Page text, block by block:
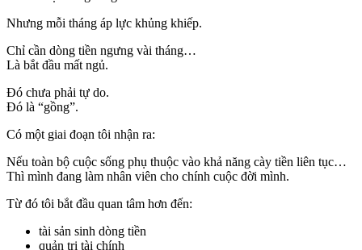
Nhưng mỗi tháng áp lực khủng khiếp.
Chỉ cần dòng tiền ngưng vài tháng…
Là bắt đầu mất ngủ.
Đó chưa phải tự do.
Đó là “gồng”.
Có một giai đoạn tôi nhận ra:
Nếu toàn bộ cuộc sống phụ thuộc vào khả năng cày tiền liên tục…
Thì mình đang làm nhân viên cho chính cuộc đời mình.
Từ đó tôi bắt đầu quan tâm hơn đến:
tài sản sinh dòng tiền
quản trị tài chính